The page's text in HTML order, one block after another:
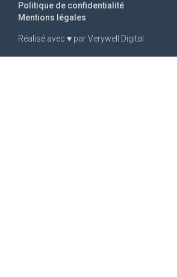
Réalisé avec ♥ parVerywell Digital
Mentions légales
Politique de confidentialité